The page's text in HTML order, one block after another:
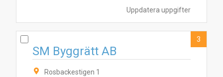
Uppdatera uppgifter
SM Byggrätt AB
Rosbackestigen 1
3